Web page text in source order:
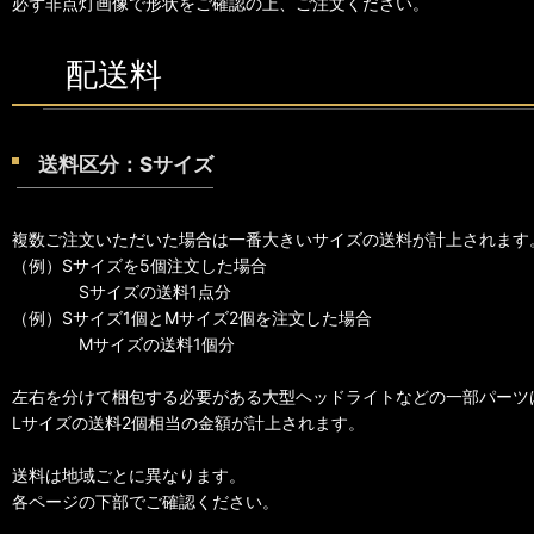
配送料
送料区分：Sサイズ
複数ご注文いただいた場合は一番大きいサイズの送料が計上されます
（例）Sサイズを5個注文した場合
Sサイズの送料1点分
（例）Sサイズ1個とMサイズ2個を注文した場合
Mサイズの送料1個分
左右を分けて梱包する必要がある大型ヘッドライトなどの一部パーツ
Lサイズの送料2個相当の金額が計上されます。
送料は地域ごとに異なります。
各ページの下部でご確認ください。